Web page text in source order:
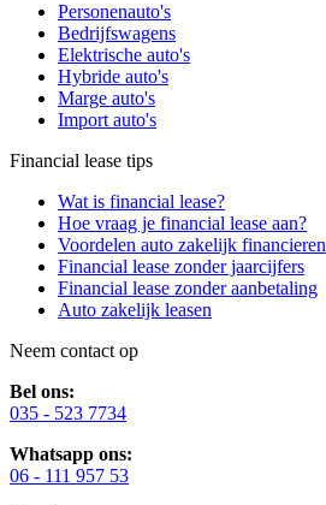
Personenauto's
Bedrijfswagens
Elektrische auto's
Hybride auto's
Marge auto's
Import auto's
Financial lease tips
Wat is financial lease?
Hoe vraag je financial lease aan?
Voordelen auto zakelijk financieren
Financial lease zonder jaarcijfers
Financial lease zonder aanbetaling
Auto zakelijk leasen
Neem contact op
Bel ons:
035 - 523 7734
Whatsapp ons:
06 - 111 957 53